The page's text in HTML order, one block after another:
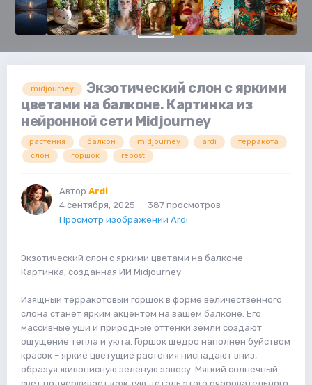
midjourney
Экзотический слон с яркими
цветами на балконе. Картинка из
нейронной сети Midjourney
растения балкон midjourney ardi
терракота
слон
горшок repost
Автор Ardi
4 сентября, 2025
387 просмотров
Просмотр изображений Ardi
Экзотический слон с яркими цветами на балконе -
Картинка, созданная ИИ Midjourney
Изящный терракотовый горшок в форме величественного
слона станет ярким акцентом на вашем балконе. Его
массивные уши и природные оттенки земли создают
ощущение тепла и уюта. Горшок щедро наполнен буйством
красок – яркие цветущие растения ниспадают вниз,
образуя живописную зеленую завесу. Мягкий солнечный